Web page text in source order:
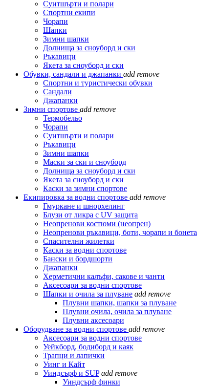
Суитшърти и полари
Спортни екипи
Чорапи
Шапки
Зимни шапки
Долнища за сноуборд и ски
Ръкавици
Якета за сноуборд и ски
Обувки, сандали и джапанки add remove
Спортни и туристически обувки
Сандали
Джапанки
Зимни спортове add remove
Термобельо
Чорапи
Суитшърти и полари
Ръкавици
Зимни шапки
Маски за ски и сноуборд
Долнища за сноуборд и ски
Якета за сноуборд и ски
Каски за зимни спортове
Екипировка за водни спортове add remove
Гмуркане и шнорхелинг
Блузи от ликра с UV защита
Неопренови костюми (неопрен)
Неопренови ръкавици, боти, чорапи и бонета
Спасителни жилетки
Каски за водни спортове
Бански и бордшорти
Джапанки
Херметични калъфи, сакове и чанти
Аксесоари за водни спортове
Шапки и очила за плуване add remove
Плувни шапки, шапки за плуване
Плувни очила, очила за плуване
Плувни аксесоари
Оборудване за водни спортове add remove
Аксесоари за водни спортове
Уейкборд, бодиборд и каяк
Трапци и лапички
Уинг и Кайт
Уиндсърф и SUP add remove
Уиндсърф финки